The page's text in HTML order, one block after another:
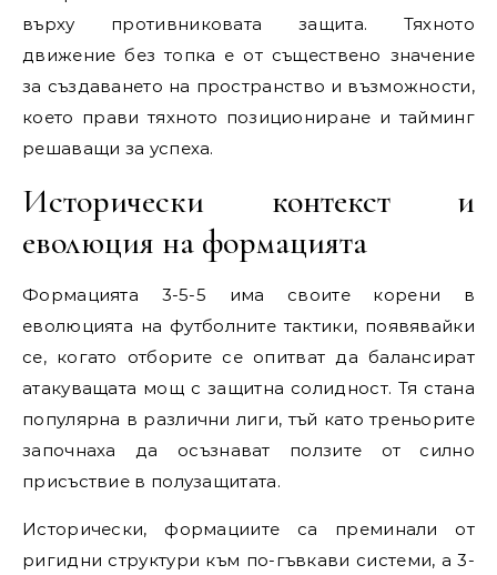
върху противниковата защита. Тяхното
движение без топка е от съществено значение
за създаването на пространство и възможности,
което прави тяхното позициониране и тайминг
решаващи за успеха.
Исторически контекст и
еволюция на формацията
Формацията 3-5-5 има своите корени в
еволюцията на футболните тактики, появявайки
се, когато отборите се опитват да балансират
атакуващата мощ с защитна солидност. Тя стана
популярна в различни лиги, тъй като треньорите
започнаха да осъзнават ползите от силно
присъствие в полузащитата.
Исторически, формациите са преминали от
ригидни структури към по-гъвкави системи, а 3-